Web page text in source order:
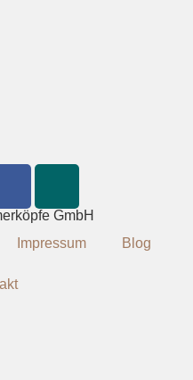
GmbH
Impressum Blog